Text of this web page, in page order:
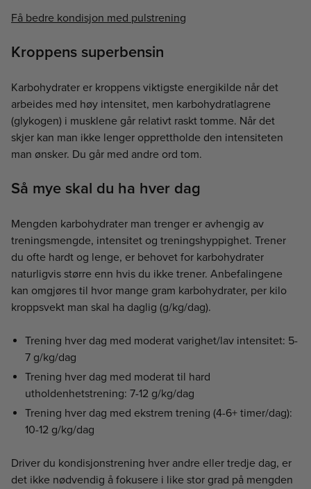
Få bedre kondisjon med pulstrening
Kroppens superbensin
Karbohydrater er kroppens viktigste energikilde når det
arbeides med høy intensitet, men karbohydratlagrene
(glykogen) i musklene går relativt raskt tomme. Når det
skjer kan man ikke lenger opprettholde den intensiteten
man ønsker. Du går med andre ord tom.
Så mye skal du ha hver dag
Mengden karbohydrater man trenger er avhengig av
treningsmengde, intensitet og treningshyppighet. Trener
du ofte hardt og lenge, er behovet for karbohydrater
naturligvis større enn hvis du ikke trener. Anbefalingene
kan omgjøres til hvor mange gram karbohydrater, per kilo
kroppsvekt man skal ha daglig (g/kg/dag).
Trening hver dag med moderat varighet/lav intensitet: 5-
7 g/kg/dag
Trening hver dag med moderat til hard
utholdenhetstrening: 7-12 g/kg/dag
Trening hver dag med ekstrem trening (4-6+ timer/dag):
10-12 g/kg/dag
Driver du kondisjonstrening hver andre eller tredje dag, er
det ikke nødvendig å fokusere i like stor grad på mengden